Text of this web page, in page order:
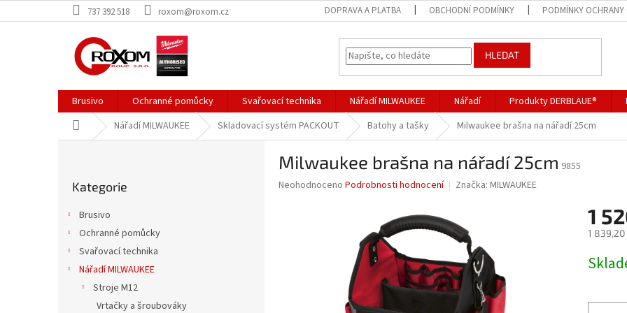
na
737 392 518 roxom@roxom.cz DOPRAVA A PLATBA OBCHODNÍ PODMÍNKY PODMÍNKY OCHRANY
HLEDAT
Brusivo Ochranné pomůcky Svařovací technika Nářadí MILWAUKEE Nářadí Produkty DERBLAUE®
Domů Nářadí MILWAUKEE Skladovací systém PACKOUT Batohy a tašky Milwaukee brašna na nářadí 25cm
kategorie
Kategorie
Brusivo
Ochranné pomůcky
Svařovací technika
Nářadí MILWAUKEE
Stroje M12
Vrtačky a šroubováky
Milwaukee brašna na nářadí 25cm 9855
Průměrné
Neohodnoceno Podrobnosti hodnocení Značka: MILWAUKEE
1
1 839,20
cena: